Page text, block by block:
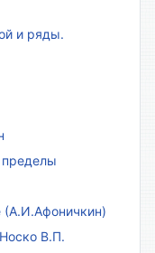
и ряды.
пределы
(А.И.Афоничкин)
В.П.